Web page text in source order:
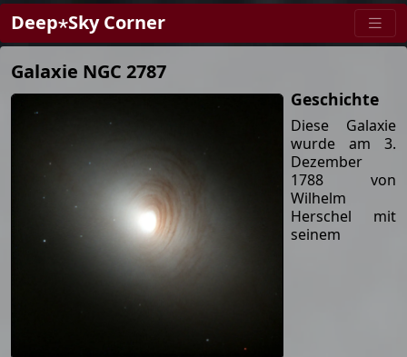
Deep⋆Sky Corner
Galaxie NGC 2787
Geschichte
Diese Galaxie
wurde am 3.
Dezember
1788 von
Wilhelm
Herschel mit
seinem